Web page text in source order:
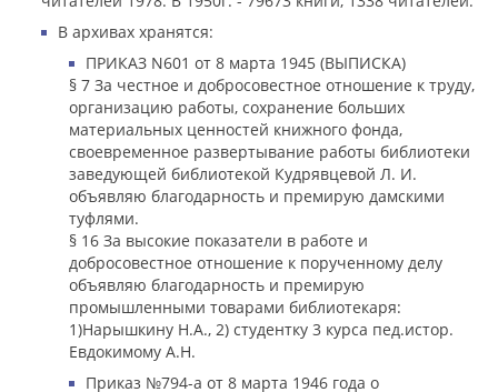
В архивах хранятся:
ПРИКАЗ N601 от 8 марта 1945 (ВЫПИСКА)
§ 7 За честное и добросовестное отношение к труду,
организацию работы, сохранение больших
материальных ценностей книжного фонда,
своевременное развертывание работы библиотеки
заведующей библиотекой Кудрявцевой Л. И.
объявляю благодарность и премирую дамскими
туфлями.
§ 16 За высокие показатели в работе и
добросовестное отношение к порученному делу
объявляю благодарность и премирую
промышленными товарами библиотекаря:
1)Нарышкину Н.А., 2) студентку 3 курса пед.истор.
Евдокимому А.Н.
Приказ №794-а от 8 марта 1946 года о